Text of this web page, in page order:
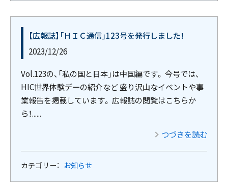
【広報誌】「ＨＩＣ通信」123号を発行しました！
2023/12/26
Vol.123の、「私の国と日本」は中国編です。 今号では、
HIC世界体験デーの紹介など 盛り沢山なイベントや事
業報告を掲載しています。 広報誌の閲覧はこちらか
ら！......
つづきを読む
カテゴリー： お知らせ